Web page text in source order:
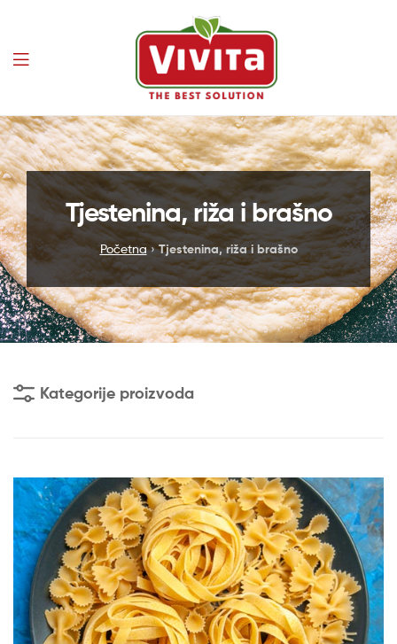
Vivita
Tjestenina, riža i brašno
Početna›Tjestenina, riža i brašno
Kategorije proizvoda